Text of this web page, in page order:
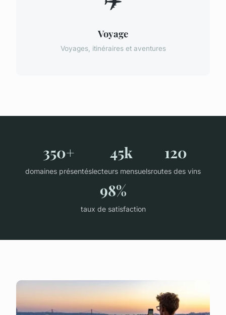
Voyage
Voyages, itinéraires et aventures
350+
domaines présentés
45k
lecteurs mensuels
120
routes des vins
98%
taux de satisfaction